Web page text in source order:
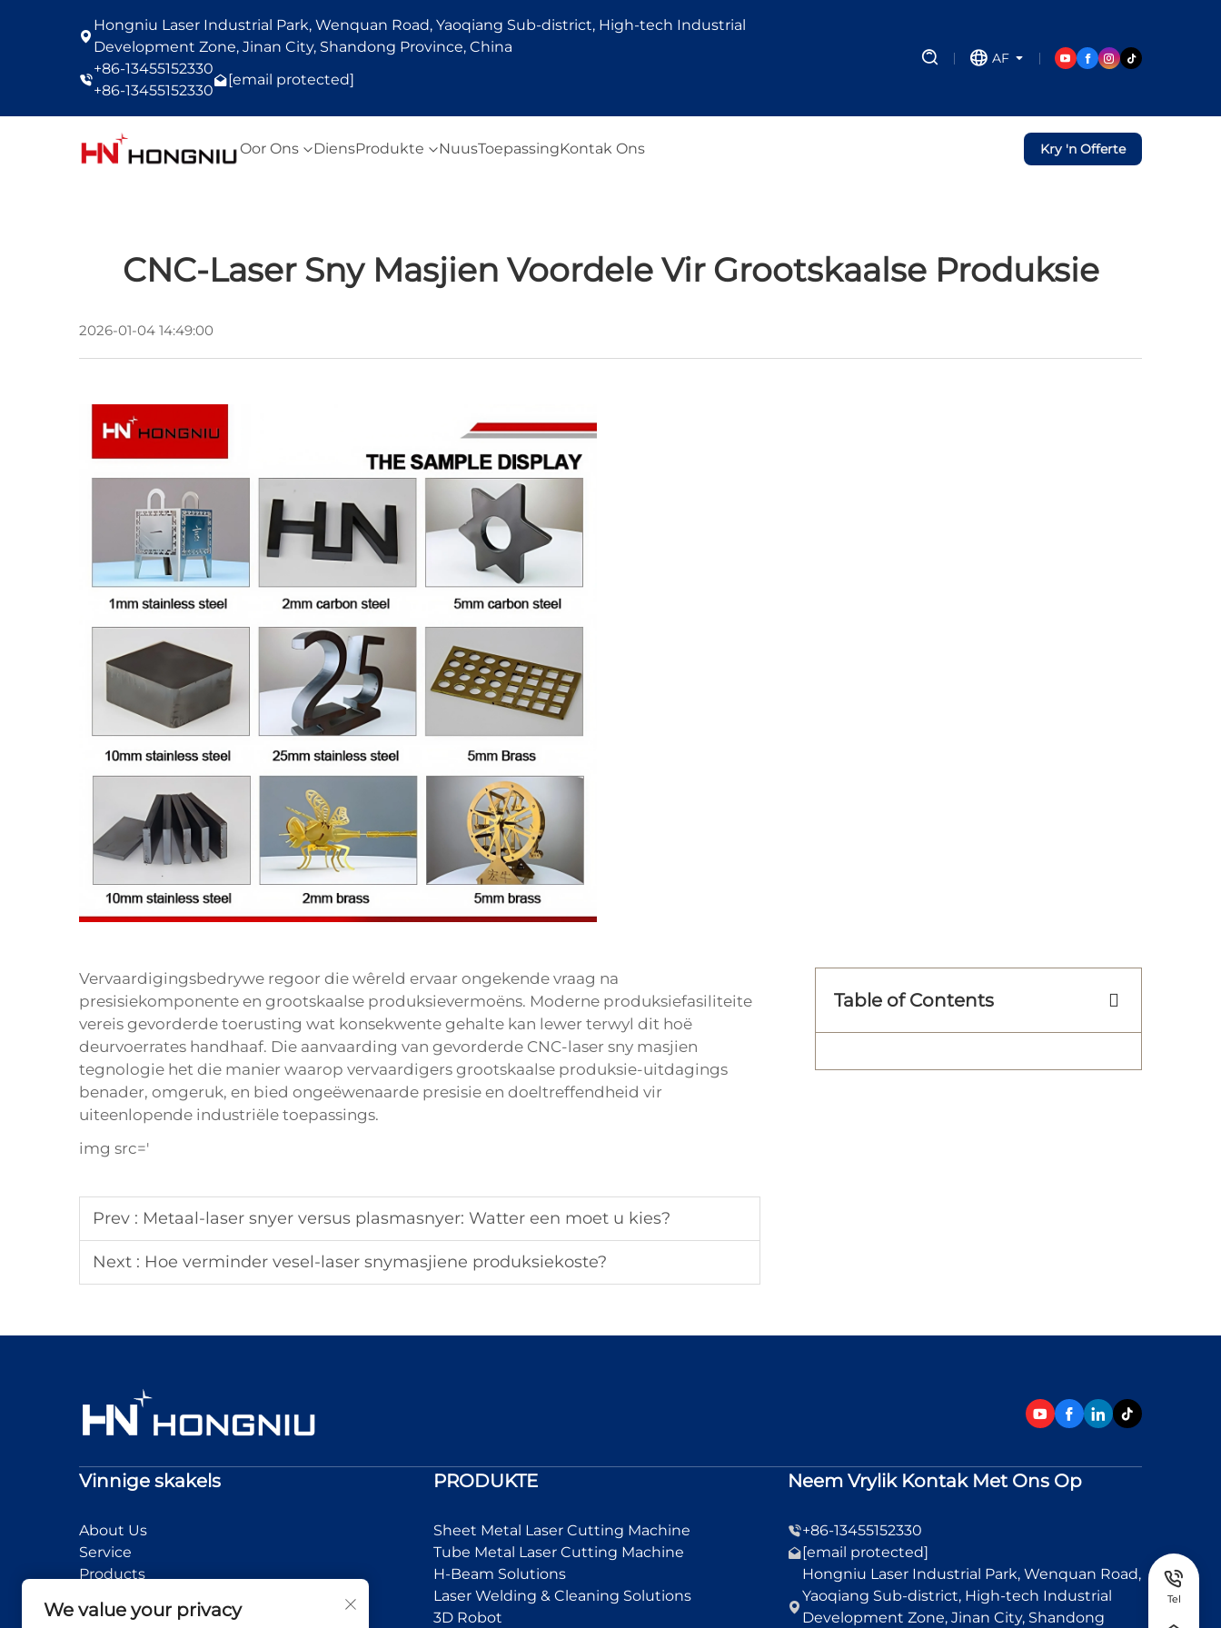
Hongniu Laser Industrial Park, Wenquan Road, Yaoqiang Sub-district, High-tech Industrial
Development Zone, Jinan City, Shandong Province, China
+86-13455152330
+86-13455152330
[email protected]
AF
Oor Ons DiensProdukte NuusToepassingKontak Ons Kry 'n Offerte
CNC-Laser Sny Masjien Voordele Vir Grootskaalse Produksie
2026-01-04 14:49:00
Vervaardigingsbedrywe regoor die wêreld ervaar ongekende vraag na
presisiekomponente en grootskaalse produksievermoëns. Moderne produksiefasiliteite
vereis gevorderde toerusting wat konsekwente gehalte kan lewer terwyl dit hoë
deurvoerrates handhaaf. Die aanvaarding van gevorderde CNC-laser sny masjien
tegnologie het die manier waarop vervaardigers grootskaalse produksie-uitdagings
benader, omgeruk, en bied ongeëwenaarde presisie en doeltreffendheid vir
uiteenlopende industriële toepassings.
img src='
Prev : Metaal-laser snyer versus plasmasnyer: Watter een moet u kies?
Next : Hoe verminder vesel-laser snymasjiene produksiekoste?
Table of Contents
Vinnige skakels
About Us
Service
Products
Application
PRODUKTE
Sheet Metal Laser Cutting Machine
Tube Metal Laser Cutting Machine
H-Beam Solutions
Laser Welding & Cleaning Solutions
3D Robot
Neem Vrylik Kontak Met Ons Op
+86-13455152330
[email protected]
Hongniu Laser Industrial Park, Wenquan Road,
Yaoqiang Sub-district, High-tech Industrial
Development Zone, Jinan City, Shandong
Tel
We value your privacy